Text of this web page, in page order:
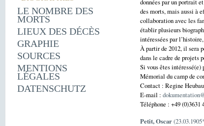
LE NOMBRE DES
MORTS
LIEUX DES DÉCÈS
GRAPHIE
SOURCES
MENTIONS
LÉGALES
DATENSCHUTZ
données par un portrait
des morts, mais aussi à
collaboration avec les
établir plusieurs
intéressées par
À partir de 2012, il sera
dans le cadre de projets
Si vous êtes
Mémorial du camp de
Contact : Regine
E-mail :
Téléphone : +49 (0)3631
Petit, Oscar